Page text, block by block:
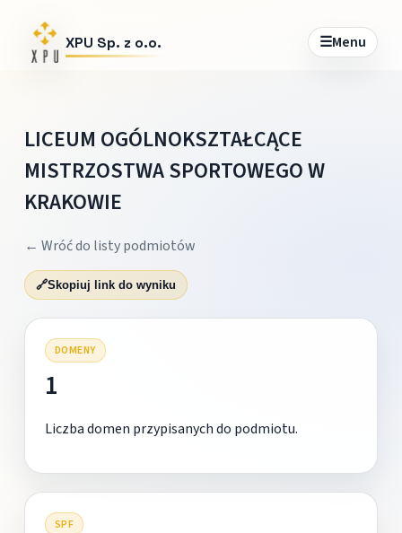
XPU Sp. z o.o. ☰Menu
LICEUM OGÓLNOKSZTAŁCĄCE
MISTRZOSTWA SPORTOWEGO W
KRAKOWIE
← Wróć do listy podmiotów
🔗Skopiuj link do wyniku
DOMENY
1
Liczba domen przypisanych do podmiotu.
SPF